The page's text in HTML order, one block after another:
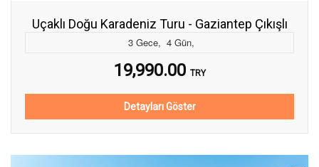
Uçaklı Doğu Karadeniz Turu - Gaziantep Çıkışlı
3 Gece, 4 Gün,
19,990.00 TRY
Detayları Göster